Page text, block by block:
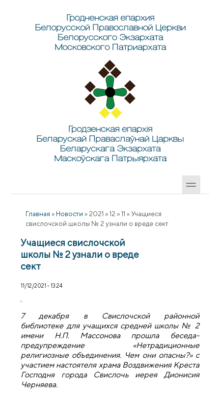
Гродненская епархия
Белорусской Православной Церкви
Белорусского Экзархата
Московского Патриархата
Гродзенская епархія
Беларускай Праваслаўнай Царквы
Беларускага Экзархата
Маскоўскага Патрыярхата
Главная » Новости » 2021 » 12 » 11 » Учащиеся
свислочской школы № 2 узнали о вреде сект
Учащиеся свислочской
школы № 2 узнали о вреде
сект
11/12/2021 - 13:24
7 декабря в Свислочской районной
библиотеке для учащихся средней школы № 2
имени Н.П. Массонова прошла беседа-
предупреждение «Нетрадиционные
религиозные объединения. Чем они опасны?» с
участием настоятеля храма Воздвижения Креста
Господня города Свислочь иерея Дионисия
Черняева.